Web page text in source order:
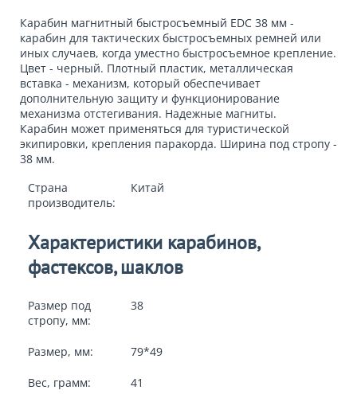
Карабин магнитный быстросъемный EDC 38 мм -
карабин для тактических быстросъемных ремней или
иных случаев, когда уместно быстросъемное крепление.
Цвет - черный. Плотный пластик, металлическая
вставка - механизм, который обеспечивает
дополнительную защиту и функционирование
механизма отстегивания. Надежные магниты.
Карабин может применяться для туристической
экипировки, крепления паракорда. Ширина под стропу -
38 мм.
Страна
производитель:
Китай
Характеристики карабинов,
фастексов, шаклов
Размер под
стропу, мм:
38
Размер, мм: 79*49
Вес, грамм: 41